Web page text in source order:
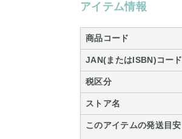
アイテム情報
商品コード
JAN(またはISBN)コード
税区分
ストア名
このアイテムの発送目安